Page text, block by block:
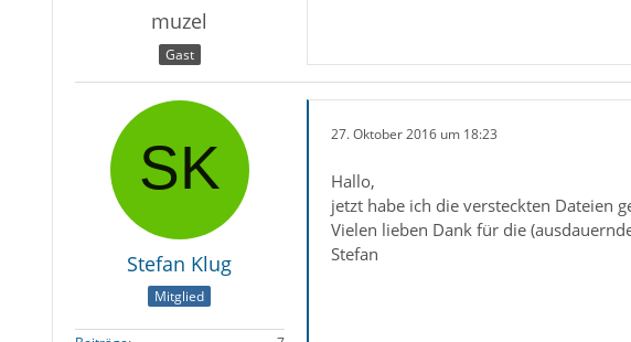
muzel
Gast
Stefan Klug
Mitglied
27. Oktober 2016 um 18:23
Hallo,
jetzt habe ich die versteckten Dateien
Vielen lieben Dank für die
Stefan